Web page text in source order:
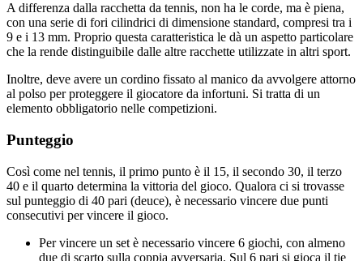
A differenza dalla racchetta da tennis, non ha le corde, ma è piena,
con una serie di fori cilindrici di dimensione standard, compresi tra i
9 e i 13 mm. Proprio questa caratteristica le dà un aspetto particolare
che la rende distinguibile dalle altre racchette utilizzate in altri sport.
Inoltre, deve avere un cordino fissato al manico da avvolgere attorno
al polso per proteggere il giocatore da infortuni. Si tratta di un
elemento obbligatorio nelle competizioni.
Punteggio
Così come nel tennis, il primo punto è il 15, il secondo 30, il terzo
40 e il quarto determina la vittoria del gioco. Qualora ci si trovasse
sul punteggio di 40 pari (deuce), è necessario vincere due punti
consecutivi per vincere il gioco.
Per vincere un set è necessario vincere 6 giochi, con almeno
due di scarto sulla coppia avversaria. Sul 6 pari si gioca il tie